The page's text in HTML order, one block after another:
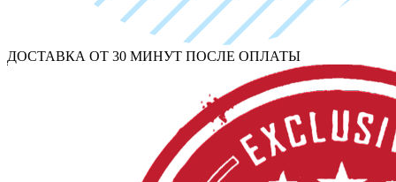
ДОСТАВКА ОТ 30 МИНУТ ПОСЛЕ ОПЛАТЫ